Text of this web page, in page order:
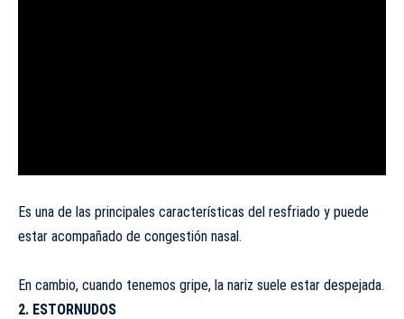
Es una de las principales características del resfriado y puede
estar acompañado de congestión nasal.
En cambio, cuando tenemos gripe, la nariz suele estar despejada.
2. ESTORNUDOS